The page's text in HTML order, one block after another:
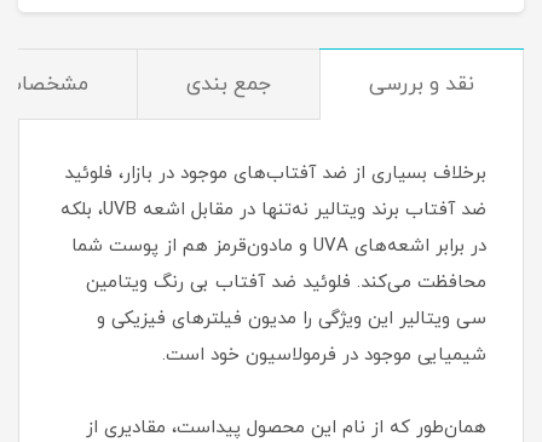
نقد و بررسی جمع بندی مشخصات
برخلاف بسیاری از ضد آفتاب‌های موجود در بازار، فلوئید
ضد آفتاب برند ویتالیر نه‌تنها در مقابل اشعه UVB، بلکه
در برابر اشعه‌های UVA و مادون‌قرمز هم از پوست شما
محافظت می‌کند. فلوئید ضد آفتاب بی رنگ ویتامین
سی ویتالیر این ویژگی را مدیون فیلترهای فیزیکی و
شیمیایی موجود در فرمولاسیون خود است.
همان‌طور که از نام این محصول پیداست، مقادیری از